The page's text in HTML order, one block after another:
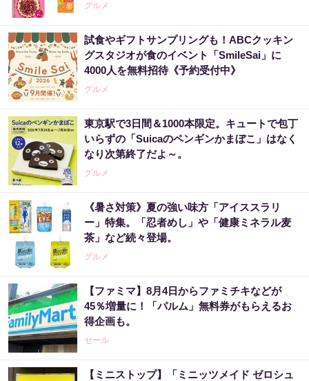
グルメ
試食やギフトサンプリングも！ABCクッキン
グスタジオが食のイベント「SmileSai」に
4000人を無料招待《予約受付中》
グルメ
東京駅で3日間＆1000本限定。キュートで包丁
いらずの「Suicaのペンギンかまぼこ」はなく
なり次第終了だよ～。
グルメ
《暑さ対策》夏の強い味方「アイススラリ
ー」特集。「忍者めし」や「健康ミネラル麦
茶」など続々登場。
グルメ
【ファミマ】8月4日からファミチキなどが
45％増量に！「パルム」無料券がもらえるお
得企画も。
セール
【ミニストップ】「ミニッツメイド ゼロシュ